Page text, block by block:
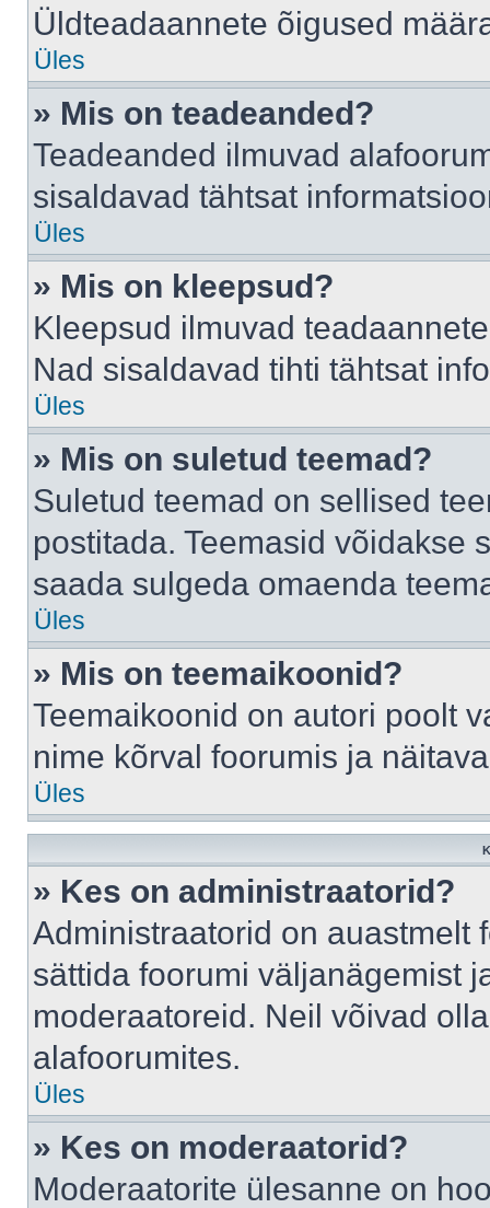
Üldteadaannete õigused
Üles
» Mis on teadeanded?
Teadeanded ilmuvad
sisaldavad tähtsat
Üles
» Mis on kleepsud?
Kleepsud ilmuvad
Nad sisaldavad tihti tähtsat
Üles
» Mis on suletud teemad?
Suletud teemad on sellised
postitada. Teemasid võidakse
saada sulgeda omaenda
Üles
» Mis on teemaikoonid?
Teemaikoonid on autori poolt
nime kõrval foorumis ja
Üles
» Kes on administraatorid?
Administraatorid on auastmelt
sättida foorumi väljanägemist
moderaatoreid. Neil võivad
alafoorumites.
Üles
» Kes on moderaatorid?
Moderaatorite ülesanne on